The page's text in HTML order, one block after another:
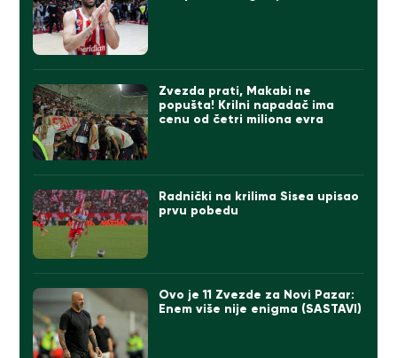
Zvezda prati, Makabi ne
popušta! Krilni napadač ima
cenu od četri miliona evra
Radnički na krilima Sisea upisao
prvu pobedu
Ovo je 11 Zvezde za Novi Pazar:
Enem više nije enigma (SASTAVI)